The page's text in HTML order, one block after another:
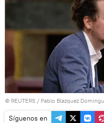
© REUTERS / Pablo Blazquez
Síguenos en